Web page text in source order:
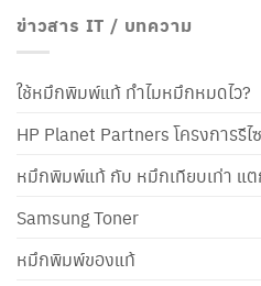
ข่าวสาร IT / บทความ
ใช้หมึกพิมพ์แท้ ทำไมหมึกหมดไว?
HP Planet Partners โครงการรี
หมึกพิมพ์แท้ กับ หมึกเทียบเท่า แต
Samsung Toner
หมึกพิมพ์ของแท้